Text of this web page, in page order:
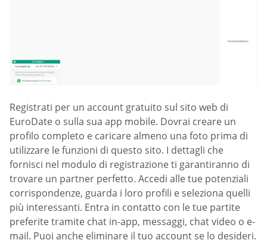
Registrati per un account gratuito sul sito web di
EuroDate o sulla sua app mobile. Dovrai creare un
profilo completo e caricare almeno una foto prima di
utilizzare le funzioni di questo sito. I dettagli che
fornisci nel modulo di registrazione ti garantiranno di
trovare un partner perfetto. Accedi alle tue potenziali
corrispondenze, guarda i loro profili e seleziona quelli
più interessanti. Entra in contatto con le tue partite
preferite tramite chat in-app, messaggi, chat video o e-
mail. Puoi anche eliminare il tuo account se lo desideri.